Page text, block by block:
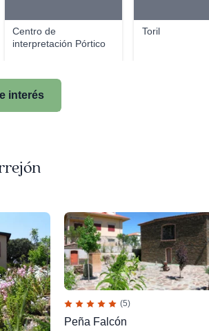
Centro de
interpretación Pórtico
Toril
interés
(5)
Peña Falcón